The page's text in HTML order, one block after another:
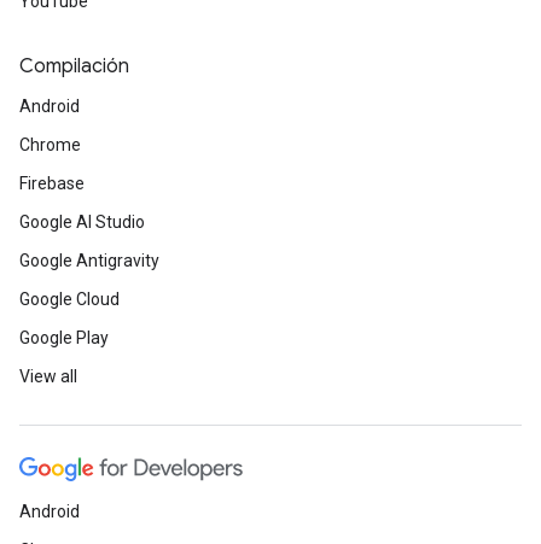
Compilación
Android
Chrome
Firebase
Google AI Studio
Google Antigravity
Google Cloud
Google Play
View all
Android